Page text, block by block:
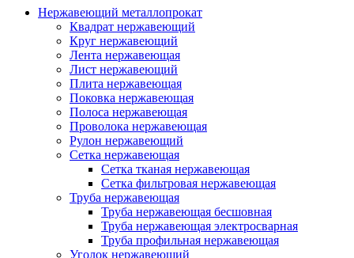
Нержавеющий металлопрокат
Квадрат нержавеющий
Круг нержавеющий
Лента нержавеющая
Лист нержавеющий
Плита нержавеющая
Поковка нержавеющая
Полоса нержавеющая
Проволока нержавеющая
Рулон нержавеющий
Сетка нержавеющая
Сетка тканая нержавеющая
Сетка фильтровая нержавеющая
Труба нержавеющая
Труба нержавеющая бесшовная
Труба нержавеющая электросварная
Труба профильная нержавеющая
Уголок нержавеющий